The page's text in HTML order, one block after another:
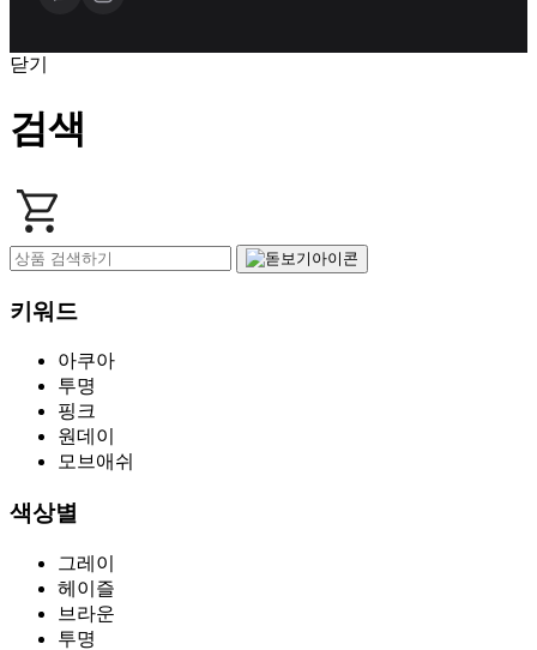
닫기
검색
키워드
아쿠아
투명
핑크
원데이
모브애쉬
색상별
그레이
헤이즐
브라운
투명